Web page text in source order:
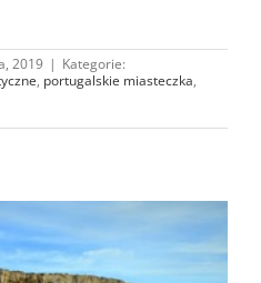
2019 | Kategorie:
, portugalskie miasteczka,